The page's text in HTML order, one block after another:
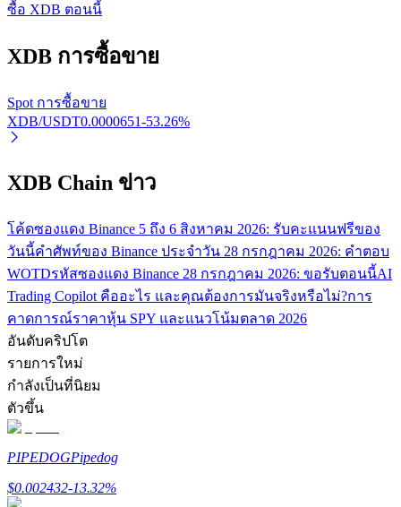
พันธมิตร Bitrue
พันธมิตร Bitrue
มากถึง 65% คอมมิชชั่น!
ซื้อ XDB ตอนนี้
XDB การซื้อขาย
Spot การซื้อขาย
XDB/USDT0.0000651-53.26%
XDB Chain ข่าว
โค้ดซองแดง Binance 5 ถึง 6 สิงหาคม 2026: รับคะแนนฟรีของ
วันนี้คำศัพท์ของ Binance ประจำวัน 28 กรกฎาคม 2026: คำตอบ
WOTDรหัสซองแดง Binance 28 กรกฎาคม 2026: ขอรับตอนนี้AI
Trading Copilot คืออะไร และคุณต้องการมันจริงหรือไม่?การ
คาดการณ์ราคาหุ้น SPY และแนวโน้มตลาด 2026
อันดับคริปโต
รายการใหม่
กำลังเป็นที่นิยม
ตัวขึ้น
PIPEDOGPipedog
$0.002432-13.32%